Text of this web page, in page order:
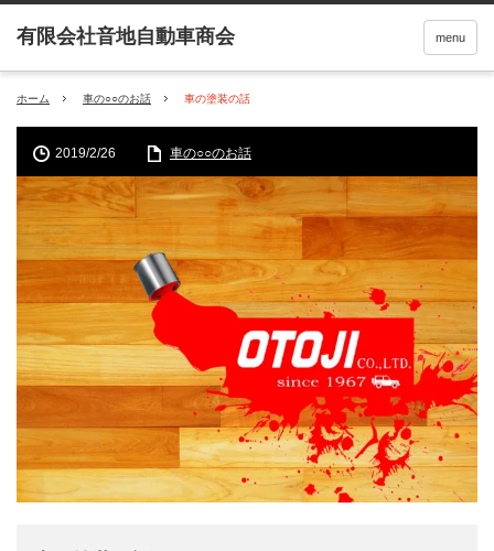
menu
ホーム 車の○○のお話 車の塗装の話
2019/2/26 車の○○のお話